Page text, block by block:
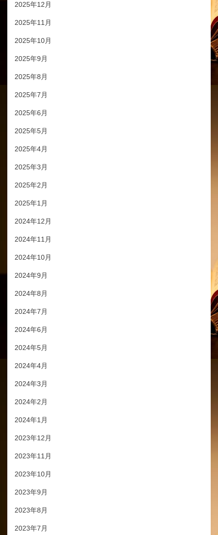
2025年12月
2025年11月
2025年10月
2025年9月
2025年8月
2025年7月
2025年6月
2025年5月
2025年4月
2025年3月
2025年2月
2025年1月
2024年12月
2024年11月
2024年10月
2024年9月
2024年8月
2024年7月
2024年6月
2024年5月
2024年4月
2024年3月
2024年2月
2024年1月
2023年12月
2023年11月
2023年10月
2023年9月
2023年8月
2023年7月